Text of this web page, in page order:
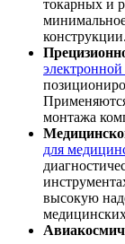
токарных и
конструкции.
монтажа
для
высокую